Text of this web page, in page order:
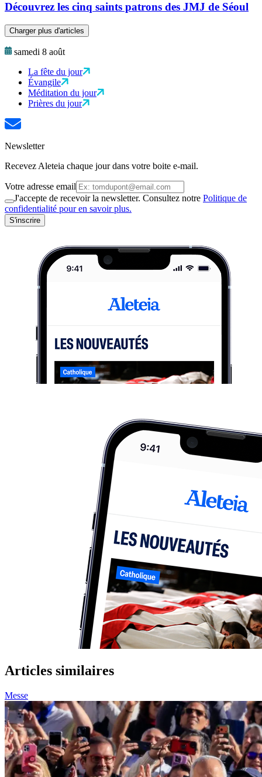
Découvrez les cinq saints patrons des JMJ de Séoul
Charger plus d'articles
samedi 8 août
La fête du jour
Évangile
Méditation du jour
Prières du jour
Newsletter
Recevez Aleteia chaque jour dans votre boite e-mail.
Votre adresse email
J'accepte de recevoir la newsletter. Consultez notre Politique de
confidentialité pour en savoir plus.
S'inscrire
Articles similaires
Messe